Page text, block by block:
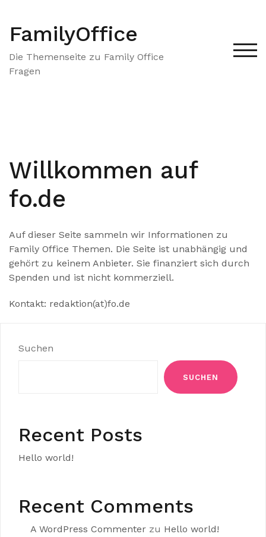
springen
FamilyOffice
Die Themenseite zu Family Office
Fragen
Willkommen auf
fo.de
Auf dieser Seite sammeln wir Informationen zu
Family Office Themen. Die Seite ist unabhängig und
gehört zu keinem Anbieter. Sie finanziert sich durch
Spenden und ist nicht kommerziell.
Kontakt: redaktion(at)fo.de
Suchen
SUCHEN
Recent Posts
Hello world!
Recent Comments
A WordPress Commenter zu Hello world!